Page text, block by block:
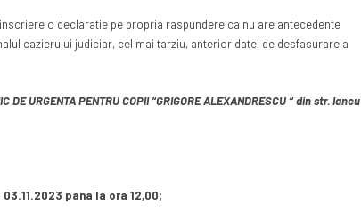
o declaratie pe propria raspundere ca nu are antecedente
cazierului judiciar, cel mai tarziu, anterior datei de desfasurare a
DE URGENTA PENTRU COPII “GRIGORE ALEXANDRESCU “ din str. Iancu
pana la ora 12,00;